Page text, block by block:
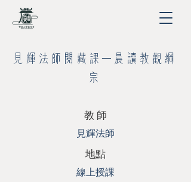
見輝法師閱藏課─晨讀教觀綱
宗
​教 師
見輝法師
地點
線上授課